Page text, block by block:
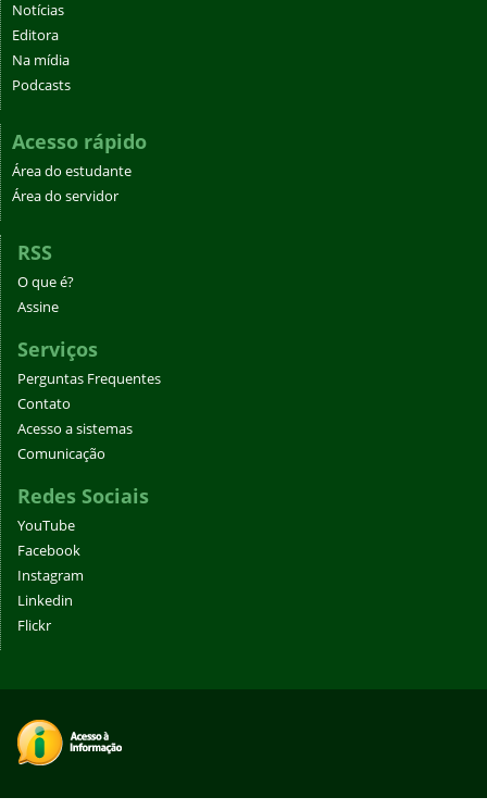
Notícias
Editora
Na mídia
Podcasts
Acesso rápido
Área do estudante
Área do servidor
RSS
O que é?
Assine
Serviços
Perguntas Frequentes
Contato
Acesso a sistemas
Comunicação
Redes Sociais
YouTube
Facebook
Instagram
Linkedin
Flickr